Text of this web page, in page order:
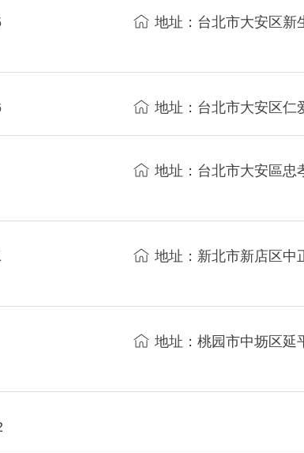
地址：台北市大安区新
地址：台北市大安区仁
地址：台北市大安區忠
地址：新北市新店区中
地址：桃园市中坜区延